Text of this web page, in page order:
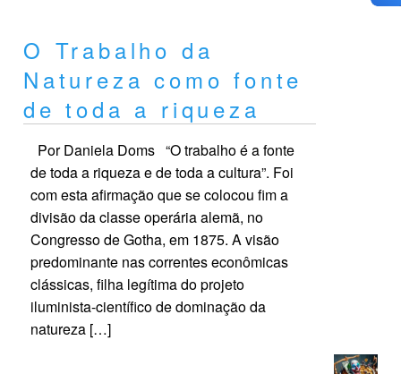
O Trabalho da
Natureza como fonte
de toda a riqueza
Por Daniela Doms “O trabalho é a fonte
de toda a riqueza e de toda a cultura”. Foi
com esta afirmação que se colocou fim a
divisão da classe operária alemã, no
Congresso de Gotha, em 1875. A visão
predominante nas correntes econômicas
clássicas, filha legítima do projeto
iluminista-científico de dominação da
natureza […]